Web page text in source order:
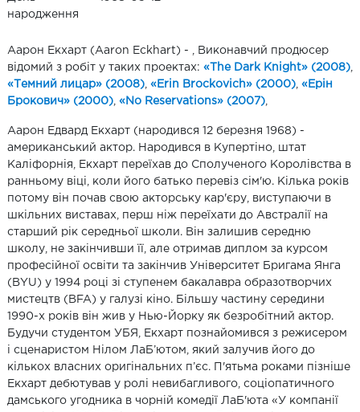
народження
Аарон Екхарт (Aaron Eckhart) - , Виконавчий продюсер
відомий з робіт у таких проектах: «The Dark Knight» (2008)
«Темний лицар» (2008) «Erin Brockovich» (2000) «Ерін
Брокович» (2000) «No Reservations» (2007)
Аарон Едвард Екхарт (народився 12 березня 1968) -
американський актор. Народився в Купертіно, штат
Каліфорнія, Екхарт переїхав до Сполученого Королівства в
ранньому віці, коли його батько перевіз сім'ю. Кілька років
потому він почав свою акторську кар'єру, виступаючи в
шкільних виставах, перш ніж переїхати до Австралії на
старший рік середньої школи. Він залишив середню
школу, не закінчивши її, але отримав диплом за курсом
професійної освіти та закінчив Університет Бригама Янга
(BYU) у 1994 році зі ступенем бакалавра образотворчих
мистецтв (BFA) у галузі кіно. Більшу частину середини
1990-х років він жив у Нью-Йорку як безробітний актор.
Будучи студентом УБЯ, Екхарт познайомився з режисером
і сценаристом Нілом ЛаБ’ютом, який залучив його до
кількох власних оригінальних п’єс. П'ятьма роками пізніше
Екхарт дебютував у ролі невибагливого, соціопатичного
дамського угодника в чорній комедії ЛаБ'юта «У компанії